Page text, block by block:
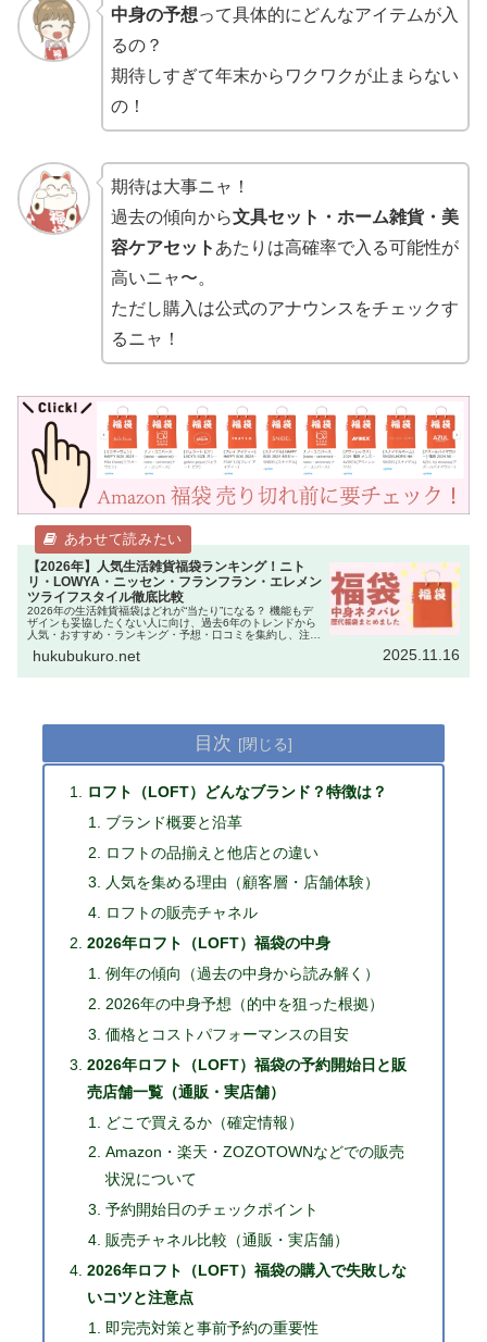
中身の予想って具体的にどんなアイテムが入
るの？
期待しすぎて年末からワクワクが止まらない
の！
期待は大事ニャ！
過去の傾向から文具セット・ホーム雑貨・美
容ケアセット あたりは高確率で入る可能性が
高いニャ〜。
ただし購入は公式のアナウンスをチェックす
るニャ！
【2026年】人気生活雑貨福袋ランキング！ニト
リ・LOWYA・ニッセン・フランフラン・エレメン
ツライフスタイル徹底比較
2026年の生活雑貨福袋はどれが“当たり”になる？ 機能もデ
ザインも妥協したくない人に向け、過去6年のトレンドから
人気・おすすめ・ランキング・予想・口コミを集約し、注目
するコツまで、購入…
hukubukuro.net 2025.11.16
目次
ロフト（LOFT）どんなブランド？特徴は？
ブランド概要と沿革
ロフトの品揃えと他店との違い
人気を集める理由（顧客層・店舗体験）
ロフトの販売チャネル
2026年ロフト（LOFT）福袋の中身
例年の傾向（過去の中身から読み解く）
2026年の中身予想（的中を狙った根拠）
価格とコストパフォーマンスの目安
2026年ロフト（LOFT）福袋の予約開始日と販
売店舗一覧（通販・実店舗）
どこで買えるか（確定情報）
Amazon・楽天・ZOZOTOWNなどでの販売
状況について
予約開始日のチェックポイント
販売チャネル比較（通販・実店舗）
2026年ロフト（LOFT）福袋の購入で失敗しな
いコツと注意点
即完売対策と事前予約の重要性